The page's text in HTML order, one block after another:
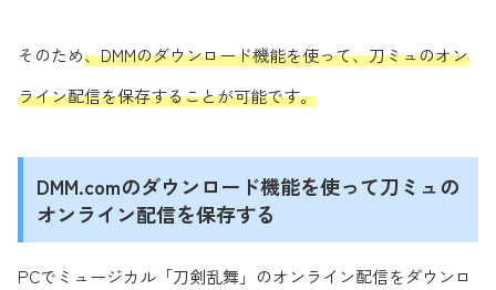
そのため、DMMのダウンロード機能を使って、刀ミュのオン
ライン配信を保存することが可能です。
DMM.comのダウンロード機能を使って刀ミュの
オンライン配信を保存する
PCでミュージカル「刀剣乱舞」のオンライン配信をダウンロ